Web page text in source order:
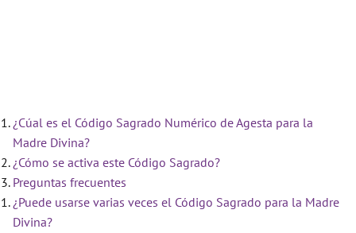
¿Cúal es el Código Sagrado Numérico de Agesta para la
Madre Divina?
¿Cómo se activa este Código Sagrado?
Preguntas frecuentes
¿Puede usarse varias veces el Código Sagrado para la Madre
Divina?